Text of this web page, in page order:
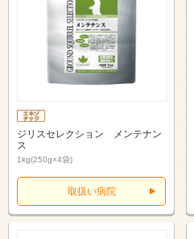
ジリスセレクション メンテナン
ス
1kg(250g×4袋)
取扱い病院